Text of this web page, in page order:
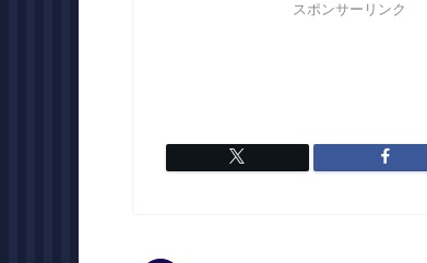
スポンサーリンク